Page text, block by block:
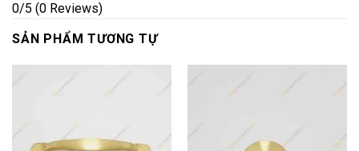
0/5 (0 Reviews)
SẢN PHẨM TƯƠNG TỰ